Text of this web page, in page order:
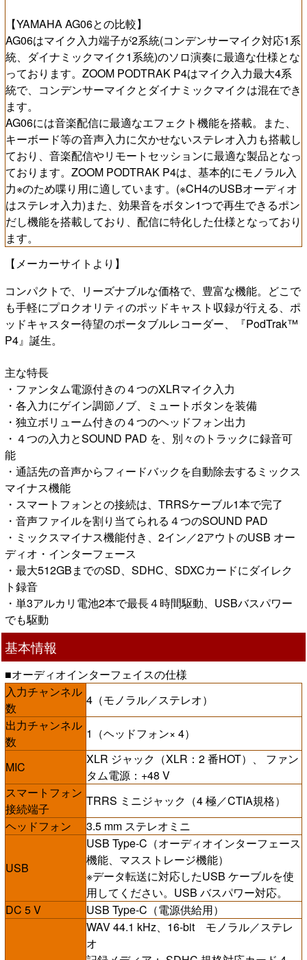
【YAMAHA AG06との比較】
AG06はマイク入力端子が2系統(コンデンサーマイク対応1系
統、ダイナミックマイク1系統)のソロ演奏に最適な仕様とな
っております。ZOOM PODTRAK P4はマイク入力最大4系
統で、コンデンサーマイクとダイナミックマイクは混在でき
ます。
AG06には音楽配信に最適なエフェクト機能を搭載。また、
キーボード等の音声入力に欠かせないステレオ入力も搭載し
ており、音楽配信やリモートセッションに最適な製品となっ
ております。ZOOM PODTRAK P4は、基本的にモノラル入
力※のため喋り用に適しています。(※CH4のUSBオーディオ
はステレオ入力)また、効果音をボタン1つで再生できるポン
だし機能を搭載しており、配信に特化した仕様となっており
ます。
【メーカーサイトより】
コンパクトで、リーズナブルな価格で、豊富な機能。どこで
も手軽にプロクオリティのポッドキャスト収録が行える、ポ
ッドキャスター待望のポータブルレコーダー、『PodTrak™
P4』誕生。
主な特長
・ファンタム電源付きの４つのXLRマイク入力
・各入力にゲイン調節ノブ、ミュートボタンを装備
・独立ボリューム付きの４つのヘッドフォン出力
・４つの入力とSOUND PAD を、別々のトラックに録音可
能
・通話先の音声からフィードバックを自動除去するミックス
マイナス機能
・スマートフォンとの接続は、TRRSケーブル1本で完了
・音声ファイルを割り当てられる４つのSOUND PAD
・ミックスマイナス機能付き、2イン／2アウトのUSB オー
ディオ・インターフェース
・最大512GBまでのSD、SDHC、SDXCカードにダイレク
ト録音
・単3アルカリ電池2本で最長４時間駆動、USBバスパワー
でも駆動
基本情報
■オーディオインターフェイスの仕様
入力チャンネル
数
4（モノラル／ステレオ）
出力チャンネル
数
1（ヘッドフォン× 4）
MIC
XLR ジャック（XLR：2 番HOT）、 ファン
タム電源：+48 V
スマートフォン
接続端子
TRRS ミニジャック（4 極／CTIA規格）
ヘッドフォン
3.5 mm ステレオミニ
USB
USB Type-C（オーディオインターフェース
機能、マスストレージ機能）
※データ転送に対応したUSB ケーブルを使
用してください。USB バスパワー対応。
DC 5 V
USB Type-C（電源供給用）
WAV 44.1 kHz、16-bit モノラル／ステレ
オ